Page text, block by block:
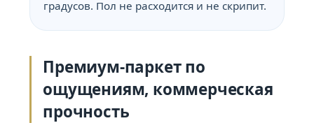
градусов. Пол не расходится и не скрипит.
Премиум-паркет по
ощущениям, коммерческая
прочность